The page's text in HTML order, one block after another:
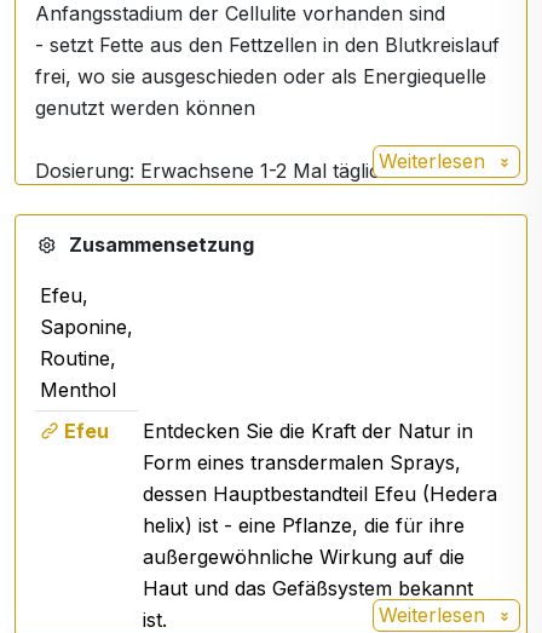
Anfangsstadium der Cellulite vorhanden sind
- setzt Fette aus den Fettzellen in den Blutkreislauf
frei, wo sie ausgeschieden oder als Energiequelle
genutzt werden können
Dosierung: Erwachsene 1-2 Mal täglich auf die
Weiterlesen
Zusammensetzung
Efeu,
Saponine,
Routine,
Menthol
Efeu
Entdecken Sie die Kraft der Natur in
Form eines transdermalen Sprays,
dessen Hauptbestandteil Efeu (Hedera
helix) ist - eine Pflanze, die für ihre
außergewöhnliche Wirkung auf die
Haut und das Gefäßsystem bekannt
ist.
Weiterlesen